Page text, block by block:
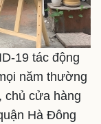
19 tác động
năm thường
chủ cửa hàng
Hà Đông